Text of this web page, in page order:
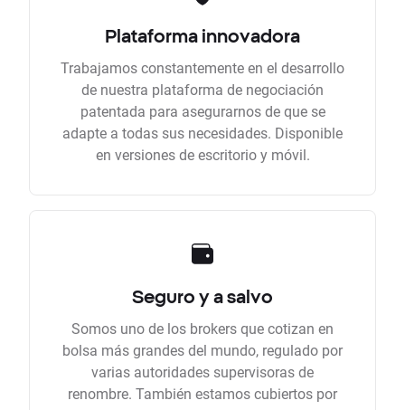
Plataforma innovadora
Trabajamos constantemente en el desarrollo
de nuestra plataforma de negociación
patentada para asegurarnos de que se
adapte a todas sus necesidades. Disponible
en versiones de escritorio y móvil.
Seguro y a salvo
Somos uno de los brokers que cotizan en
bolsa más grandes del mundo, regulado por
varias autoridades supervisoras de
renombre. También estamos cubiertos por